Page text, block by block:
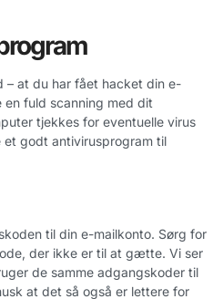
– at du har fået hacket din e-
fuld scanning med dit
tjekkes for eventuelle virus
et godt antivirusprogram til
til din e-mailkonto. Sørg for
der ikke er til at gætte. Vi ser
de samme adgangskoder til
at det så også er lettere for